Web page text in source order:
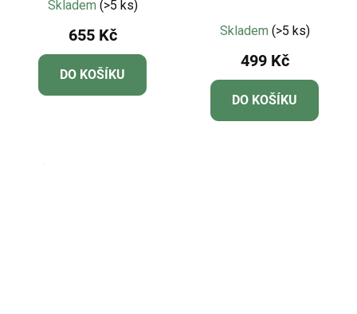
Skladem (>5 ks)
655 Kč
DO KOŠÍKU
hodnocení
produktu
je
5,0
z
Skladem (>5 ks)
499 Kč
DO KOŠÍKU